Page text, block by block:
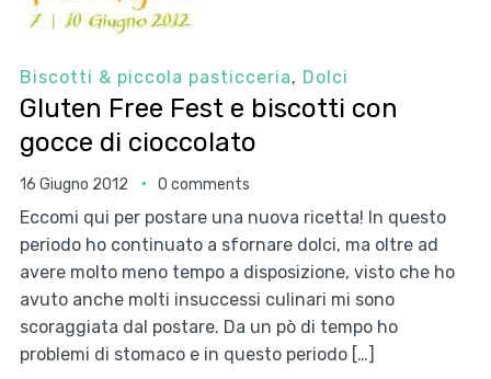
Biscotti & piccola pasticceria, Dolci
Gluten Free Fest e biscotti con
gocce di cioccolato
16 Giugno 2012 0 comments
Eccomi qui per postare una nuova ricetta! In questo
periodo ho continuato a sfornare dolci, ma oltre ad
avere molto meno tempo a disposizione, visto che ho
avuto anche molti insuccessi culinari mi sono
scoraggiata dal postare. Da un pò di tempo ho
problemi di stomaco e in questo periodo […]